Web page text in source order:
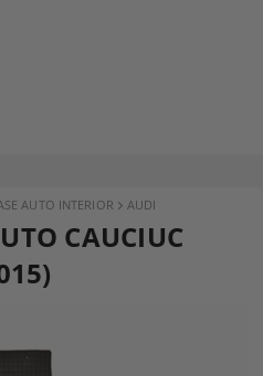
AUTO INTERIOR AUDI
CAUCIUC